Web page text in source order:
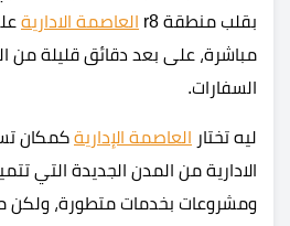
بقلب منطقة r8
العاصمة الادارية
مباشرة، على بعد دقائق قليلة من
السفارات.
ليه تختار العاصمة الإدارية كمكان
الادارية من المدن الجديدة التي
ومشروعات بخدمات متطورة، ولكن